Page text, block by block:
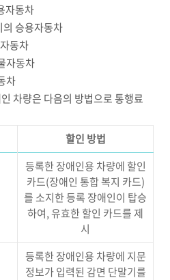
자동차
승용자동차
동차
자동차
차
차량은 다음의 방법으로 통행료
할인 방법
등록한 장애인용 차량에 할인
카드(장애인 통합 복지 카드)
를 소지한 등록 장애인이 탑승
하여, 유효한 할인 카드를 제
시
등록한 장애인용 차량에 지문
정보가 입력된 감면 단말기를